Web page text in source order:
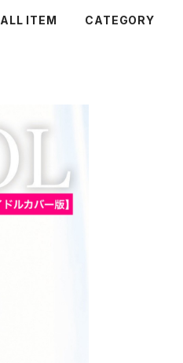
ALL ITEM CATEGORY